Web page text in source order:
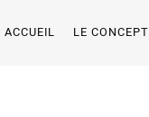
ACCUEIL LE CONCEPT